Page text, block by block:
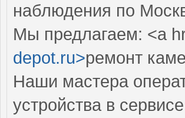
наблюдения по
Мы предлагаем: <a
depot.ru>ремонт
Наши мастера
устройства в